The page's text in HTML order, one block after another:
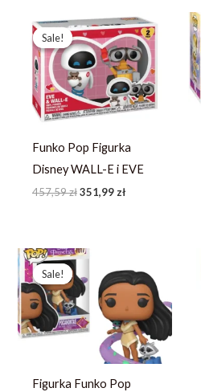
Sale!
Sale!
Funko Pop Figurka
Disney WALL-E i EVE
457,59zł
Pierwotna
cena
wynosiła:
457,59 zł.
351,99zł
Aktualna
cena
wynosi:
351,99 zł.
Sale!
Sale!
Figurka Funko Pop
Pierwotna
wynosiła:
247,77 zł.
cena
wynosi:
190,59 zł.